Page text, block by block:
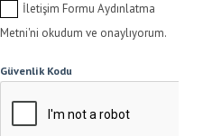
İletişim Formu Aydınlatma
Metni'ni okudum ve onaylıyorum.
Güvenlik Kodu